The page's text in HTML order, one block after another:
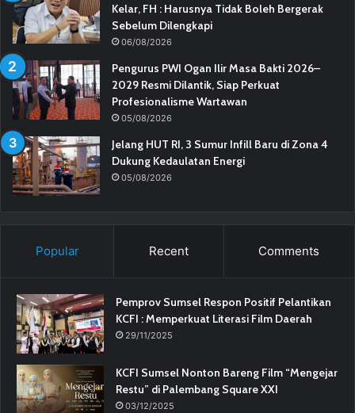
Kelar, FH : Harusnya Tidak Boleh Bergerak
Sebelum Dilengkapi
06/08/2026
Pengurus PWI Ogan Ilir Masa Bakti 2026–
2029 Resmi Dilantik, Siap Perkuat
Profesionalisme Wartawan
05/08/2026
Jelang HUT RI, 3 Sumur Infill Baru di Zona 4
Dukung Kedaulatan Energi
05/08/2026
Popular Recent Comments
Pemprov Sumsel Respon Positif Pelantikan
KCFI : Memperkuat Literasi Film Daerah
29/11/2025
KCFI Sumsel Nonton Bareng Film “Mengejar
Restu” di Palembang Square XXI
03/12/2025